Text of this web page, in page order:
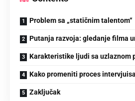
Problem sa „statičnim talentom“
Putanja razvoja: gledanje filma
Karakteristike ljudi sa uzlaznom
Kako promeniti proces
Zaključak